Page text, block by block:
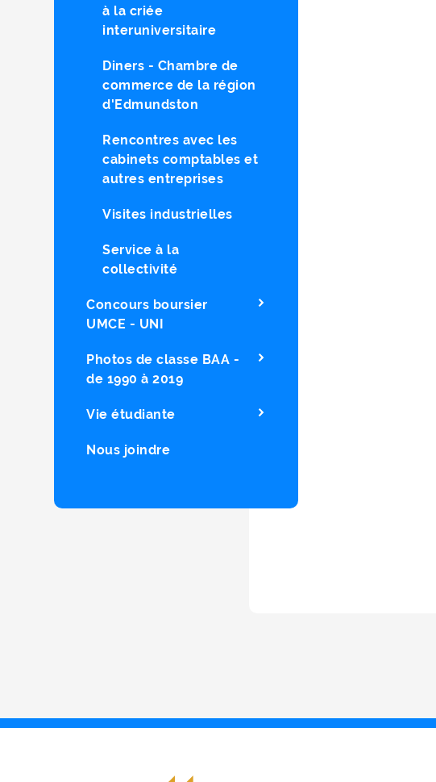
à la criée
interuniversitaire
Diners - Chambre de
commerce de la région
d'Edmundston
Rencontres avec les
cabinets comptables et
autres entreprises
Visites industrielles
Service à la
collectivité
Concours boursier
UMCE - UNI
Photos de classe BAA -
de 1990 à 2019
Vie étudiante
Nous joindre